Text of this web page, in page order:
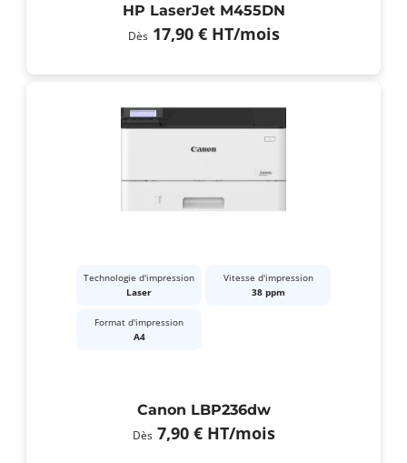
HP LaserJet M455DN
Dès 17,90 € HT/mois
Technologie d'impression
Laser
Vitesse d'impression
38 ppm
Format d'impression
A4
Canon LBP236dw
Dès 7,90 € HT/mois